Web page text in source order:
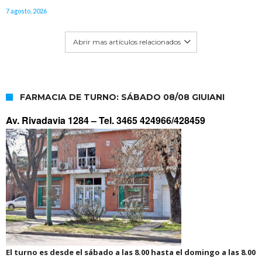
7 agosto, 2026
Abrir mas artículos relacionados
FARMACIA DE TURNO: SÁBADO 08/08 GIUIANI
Av. Rivadavia 1284 –Tel. 3465 424966/428459
El turno es desde el sábado a las 8.00 hasta el domingo a las 8.00